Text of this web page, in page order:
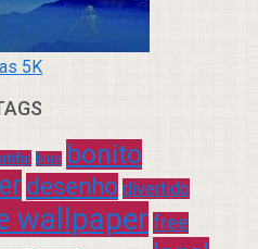
5K
blue bonito
desenho divertido
wallpaper free